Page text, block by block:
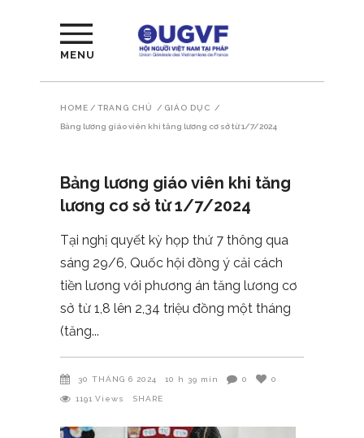
MENU
HOME / TRANG CHỦ / GIÁO DỤC /
Bảng lương giáo viên khi tăng lương cơ sở từ 1/7/2024
Bảng lương giáo viên khi tăng
lương cơ sở từ 1/7/2024
Tại nghị quyết kỳ họp thứ 7 thông qua
sáng 29/6, Quốc hội đồng ý cải cách
tiền lương với phương án tăng lương cơ
sở từ 1,8 lên 2,34 triệu đồng một tháng
(tăng
30 THÁNG 6 2024 10 h 39 min 0 0
1191 Views SHARE